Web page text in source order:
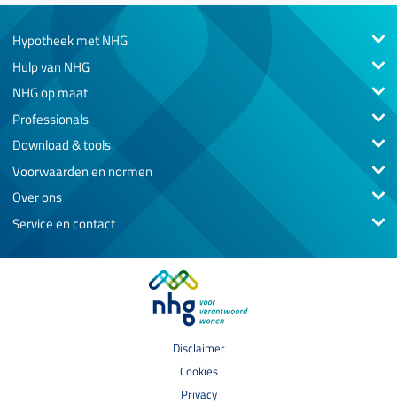
Hypotheek met NHG
Hulp van NHG
NHG op maat
Professionals
Download & tools
Voorwaarden en normen
Over ons
Service en contact
Disclaimer
Cookies
Privacy